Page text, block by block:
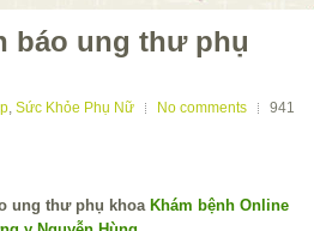
báo ung thư phụ
, Sức Khỏe Phụ Nữ No comments
941
Khám bệnh Online